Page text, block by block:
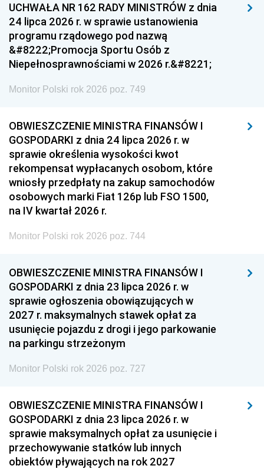
UCHWAŁA NR 162 RADY MINISTRÓW z dnia
24 lipca 2026 r. w sprawie ustanowienia
programu rządowego pod nazwą
&#8222;Promocja Sportu Osób z
Niepełnosprawnościami w 2026 r.&#8221;
Monitor Polski rok 2026 poz. 749
OBWIESZCZENIE MINISTRA FINANSÓW I
GOSPODARKI z dnia 24 lipca 2026 r. w
sprawie określenia wysokości kwot
rekompensat wypłacanych osobom, które
wniosły przedpłaty na zakup samochodów
osobowych marki Fiat 126p lub FSO 1500,
na IV kwartał 2026 r.
Monitor Polski rok 2026 poz. 744
OBWIESZCZENIE MINISTRA FINANSÓW I
GOSPODARKI z dnia 23 lipca 2026 r. w
sprawie ogłoszenia obowiązujących w
2027 r. maksymalnych stawek opłat za
usunięcie pojazdu z drogi i jego parkowanie
na parkingu strzeżonym
Monitor Polski rok 2026 poz. 727
OBWIESZCZENIE MINISTRA FINANSÓW I
GOSPODARKI z dnia 23 lipca 2026 r. w
sprawie maksymalnych opłat za usunięcie i
przechowywanie statków lub innych
obiektów pływających na rok 2027